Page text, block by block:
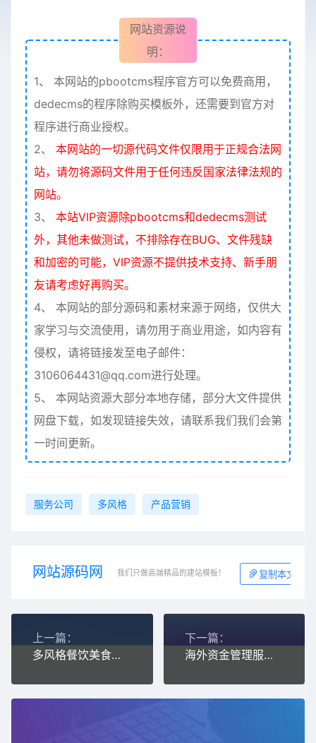
网站资源说
明：
1、
本网站的pbootcms程序官方可以免费商用，
dedecms的程序除购买模板外，还需要到官方对
程序进行商业授权。
2、
本网站的一切源代码文件仅限用于正规合法网
站，请勿将源码文件用于任何违反国家法律法规的
网站。
3、
本站VIP资源除pbootcms和dedecms测试
外，其他未做测试，不排除存在BUG、文件残缺
和加密的可能，VIP资源不提供技术支持、新手朋
友请考虑好再购买。
4、
本网站的部分源码和素材来源于网络，仅供大
家学习与交流使用，请勿用于商业用途，如内容有
侵权，请将链接发至电子邮件：
3106064431@qq.com进行处理。
5、
本网站资源大部分本地存储，部分大文件提供
网盘下载，如发现链接失效，请联系我们我们会第
一时间更新。
服务公司 多风格 产品营销
网站源码网 我们只做高端精品的建站模板！ 复制本文链接
上一篇：
多风格餐饮美食咖啡厅网站模板
下一篇：
海外资金管理服务平台静态html网站模板